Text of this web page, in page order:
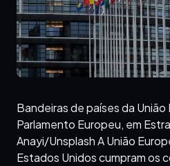
Bandeiras de países da
Parlamento Europeu, em
Anayi/Unsplash A União
Estados Unidos cumpram os